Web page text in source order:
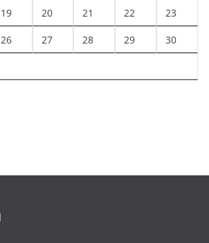
19 20 21 22 23
26 27 28 29 30